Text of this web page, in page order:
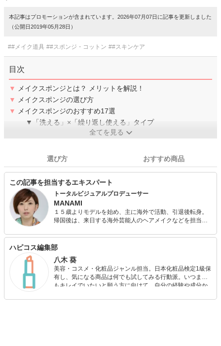
本記事はプロモーションが含まれています。2026年07月07日に記事を更新しました
（公開日2019年05月28日）
##メイク道具 ##スポンジ・コットン ##スキンケア
目次
▼
メイクスポンジとは？ メリットを解説！
▼
メイクスポンジの選び方
▼
メイクスポンジのおすすめ17選
▼「洗える」×「繰り返し使える」タイプ
全てを見る
選び方 おすすめ商品
この記事を担当するエキスパート
トータルビジュアルプロデューサー
MANAMI
１５歳よりモデルを始め、主に海外で活動、引退後転身。
帰国後は、来日する海外芸能人のヘアメイクなどを担当。
場者（ファイナリスト・日本代表輩出）、企業、大学、地
方自治体に、ヘアメイクやファッション、姿勢、ボディメ
手がける。
ハピコス編集部
八木 葵
美容・コスメ・化粧品ジャンル担当。日本化粧品検定1級保
有し、気になる商品は何でも試してみる行動派。いつまで
もキレイでいたいと願う方に向けて、自分の経験や成分か